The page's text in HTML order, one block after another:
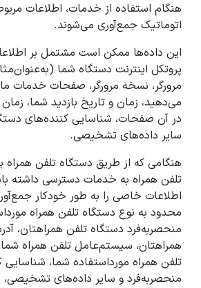
هنگام استفاده از خدمات، اطلاعات
اتوماتیک جمع‌آوری می‌شوند.
این داده‌ها ممکن است مشتمل بر
مرورگر، نسخه مرورگر، صفحات خدمات ما
می‌دهید، زمان و تاریخ بازدید شما،
در آن صفحات، شناسایی کننده‌های
سایر داده‌های تشخیصی.
هنگامی که از طریق دستگاه تلفن همراه
تلفن همراه به خدمات دسترسی داشته
اطلاعات خاصی را به طور خودکار
محدود به نوع دستگاه تلفن همراه
همراهتان، سیستم‌عامل تلفن همراه شما،
تلفن همراه مورداستفاده شما،
منحصربه‌فرد و سایر داده‌های تشخیصی،